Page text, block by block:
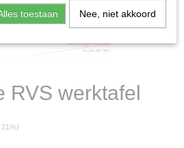
RVS werktafel
toestaan Nee, niet akkoord